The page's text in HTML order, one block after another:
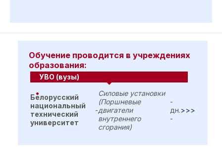
Обучение проводится в учреждениях
образования:
УВО (вузы)
Белорусский
национальный
технический
университет
-
Силовые установки
(Поршневые
двигатели
внутреннего
сгорания)
-
дн.
-
>>>